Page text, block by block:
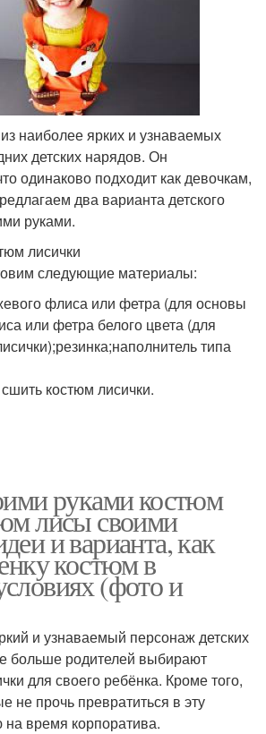
наиболее ярких и узнаваемых
детских нарядов. Он
одинаково подходит как девочкам,
два варианта детского
руками.
лисички
следующие материалы:
флиса или фетра (для основы
или фетра белого цвета (для
типа
костюм лисички.
руками костюм
лисы своими
и варианта, как
костюм в
(фото и
и узнаваемый персонаж детских
больше родителей выбирают
для своего ребёнка. Кроме того,
не прочь превратиться в эту
на время корпоратива.